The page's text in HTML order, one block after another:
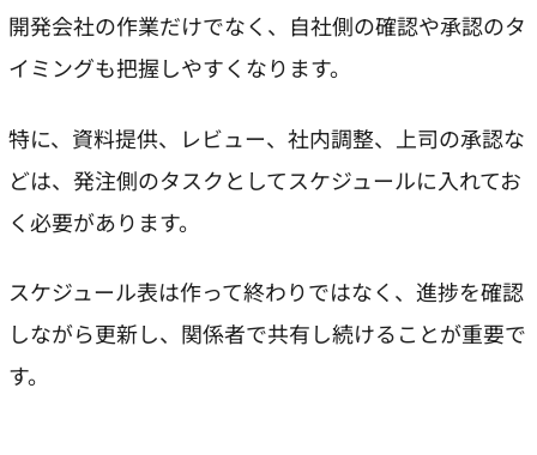
開発会社の作業だけでなく、自社側の確認や承認のタ
イミングも把握しやすくなります。
特に、資料提供、レビュー、社内調整、上司の承認な
どは、発注側のタスクとしてスケジュールに入れてお
く必要があります。
スケジュール表は作って終わりではなく、進捗を確認
しながら更新し、関係者で共有し続けることが重要で
す。